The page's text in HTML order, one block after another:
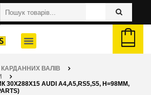
ВАЛІВ
AUDI A4,A5,RS5,S5, H=98ММ,